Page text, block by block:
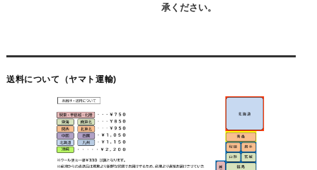
承ください。
送料について（ヤマト運輸)